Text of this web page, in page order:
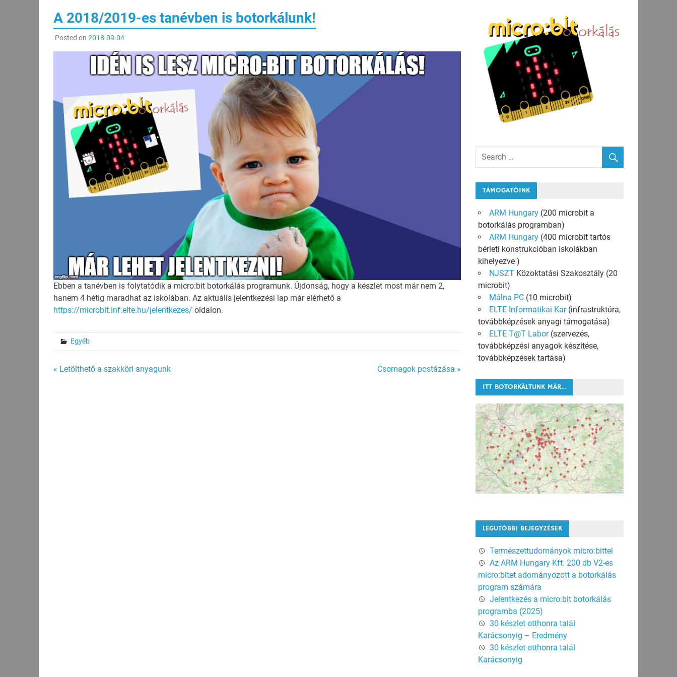
A 2018/2019-es tanévben is botorkálunk!
Posted on 2018-09-04
Ebben a tanévben is folytatódik a micro:bit botorkálás programunk. Újdonság, hogy a készlet most már nem 2,
hanem 4 hétig maradhat az iskolában. Az aktuális jelentkezési lap már elérhető a
https://microbit.inf.elte.hu/jelentkezes/ oldalon.
Egyéb
Bejegyzés
« Letölthető a szakköri anyagunk Csomagok postázása »
TÁMOGATÓINK
ARM Hungary(200 microbit a
botorkálás programban)
ARM Hungary(400 microbit tartós
bérleti konstrukcióban iskolákban
kihelyezve )
NJSZTKözoktatási Szakosztály (20
microbit)
Málna PC(10 microbit)
ELTE Informatikai Kar(infrastruktúra,
továbbképzések anyagi támogatása)
ELTE T@T Labor(szervezés,
továbbképzési anyagok készítése,
továbbképzések tartása)
ITT BOTORKÁLTUNK MÁR…
LEGUTÓBBI BEJEGYZÉSEK
Természettudományok micro:bittel
Az ARM Hungary Kft. 200 db V2-es
micro:bitet adományozott a botorkálás
program számára
Jelentkezés a micro:bit botorkálás
programba (2025)
30 készlet otthonra talál
Karácsonyig – Eredmény
30 készlet otthonra talál
Karácsonyig